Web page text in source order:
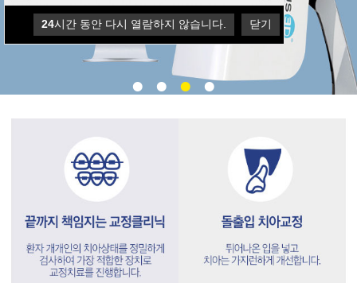
24시간 동안 다시 열람하지 않습니다. 닫기
24시간 동안 다시 열람하지 않습니다. 닫기
24시간 동안 다시 열람하지 않습니다. 닫기
24시간 동안 다시 열람하지 않습니다. 닫기